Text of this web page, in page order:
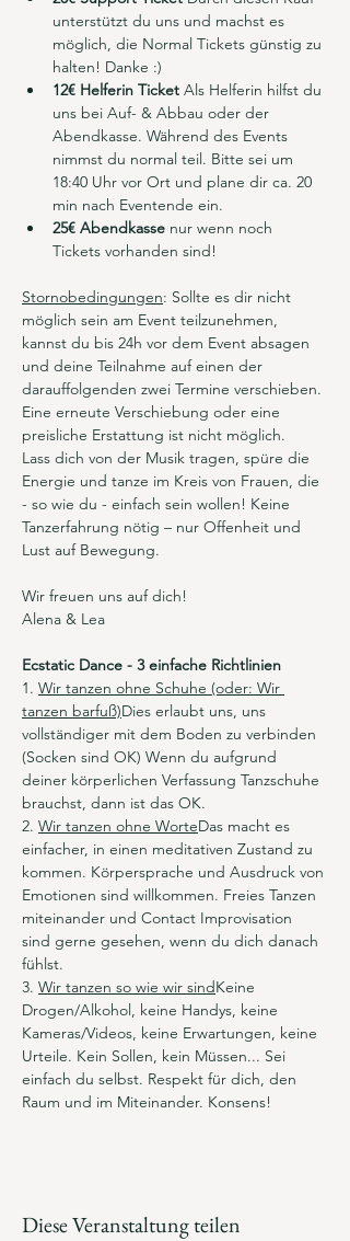
unterstützt du uns und machst es
möglich, die Normal Tickets günstig zu
halten! Danke :)
12€ Helferin Ticket Als Helferin hilfst du
uns bei Auf- & Abbau oder der
Abendkasse. Während des Events
nimmst du normal teil. Bitte sei um
18:40 Uhr vor Ort und plane dir ca. 20
min nach Eventende ein.
25€ Abendkasse nur wenn noch
Tickets vorhanden sind!
Stornobedingungen: Sollte es dir nicht
möglich sein am Event teilzunehmen,
kannst du bis 24h vor dem Event absagen
und deine Teilnahme auf einen der
darauffolgenden zwei Termine verschieben.
Eine erneute Verschiebung oder eine
preisliche Erstattung ist nicht möglich.
Lass dich von der Musik tragen, spüre die
Energie und tanze im Kreis von Frauen, die
- so wie du - einfach sein wollen! Keine
Tanzerfahrung nötig – nur Offenheit und
Lust auf Bewegung.
Wir freuen uns auf dich!
Alena & Lea
Ecstatic Dance - 3 einfache Richtlinien
1. Wir tanzen ohne Schuhe (oder: Wir
tanzen barfuß)Dies erlaubt uns, uns
vollständiger mit dem Boden zu verbinden
(Socken sind OK) Wenn du aufgrund
deiner körperlichen Verfassung Tanzschuhe
brauchst, dann ist das OK.
2. Wir tanzen ohne WorteDas macht es
einfacher, in einen meditativen Zustand zu
kommen. Körpersprache und Ausdruck von
Emotionen sind willkommen. Freies Tanzen
miteinander und Contact Improvisation
sind gerne gesehen, wenn du dich danach
fühlst.
3. Wir tanzen so wie wir sindKeine
Drogen/Alkohol, keine Handys, keine
Kameras/Videos, keine Erwartungen, keine
Urteile. Kein Sollen, kein Müssen... Sei
einfach du selbst. Respekt für dich, den
Raum und im Miteinander. Konsens!
Diese Veranstaltung teilen